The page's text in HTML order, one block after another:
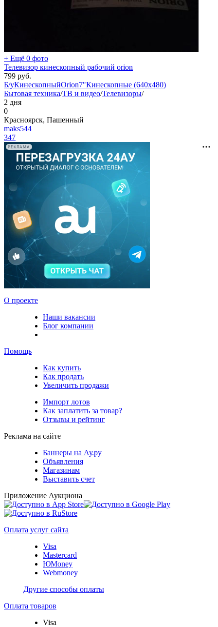
+ Ещё 0 фото
Телевизор кинескопный рабочий orion
799 руб.
Б/уКинескопныйOrion7"Кинескопные (640x480)
Бытовая техника/ТВ и видео/Телевизоры/
2 дня
0
Красноярск, Пашенный
maks544
347
РЕКЛАМА
О проекте
Наши вакансии
Блог компании
Помощь
Как купить
Как продать
Увеличить продажи
Импорт лотов
Как заплатить за товар?
Отзывы и рейтинг
Реклама на сайте
Баннеры на Ау.ру
Объявления
Магазинам
Выставить счет
Приложение Аукциона
Оплата услуг сайта
Visa
Mastercard
ЮMoney
Webmoney
Другие способы оплаты
Оплата товаров
Visa